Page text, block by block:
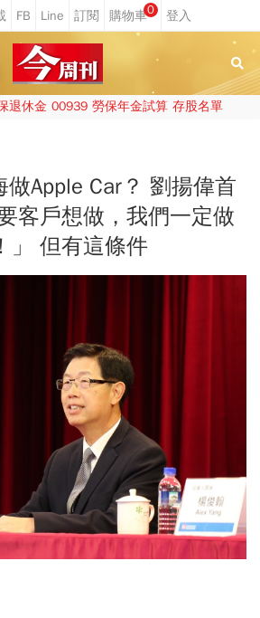
0
退休金 00939 勞保年金試算 存股名單
Apple Car？ 劉揚偉首
客戶想做，我們一定做
」 但有這條件